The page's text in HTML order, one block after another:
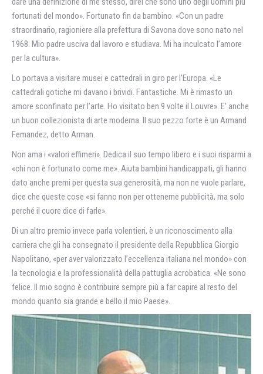
fortunati del mondo». Fortunato fin da bambino. «Con un padre
straordinario, ragioniere alla prefettura di Savona dove sono nato nel
1968. Mio padre usciva dal lavoro e studiava. Mi ha inculcato l’amore
per la cultura».
Lo portava a visitare musei e cattedrali in giro per l’Europa. «Le
cattedrali gotiche mi davano i brividi. Fantastiche. Mi è rimasto un
amore sconfinato per l’arte. Ho visitato ben 9 volte il Louvre». E’ anche
un buon collezionista di arte moderna. Il suo pezzo forte è un Armand
Femandez, detto Arman.
Non ama i «valori effimeri». Dedica il suo tempo libero e i suoi risparmi a
«chi non è fortunato come me». Aiuta bambini handicappati, gli hanno
dato anche premi per questa sua generosità, ma non ne vuole parlare,
dice che queste cose «si fanno non per ottenerne pubblicità, ma solo
perché il cuore dice di farle».
Di un altro premio invece parla volentieri, è un riconoscimento alla
carriera che gli ha consegnato il presidente della Repubblica Giorgio
Napolitano, «per aver valorizzato l’eccellenza italiana nel mondo» con
la tecnologia e la professionalità della pattuglia acrobatica. «Ne sono
felice. Il mio sogno è contribuire sempre più a far capire al resto del
mondo quanto sia grande e bello il mio Paese».